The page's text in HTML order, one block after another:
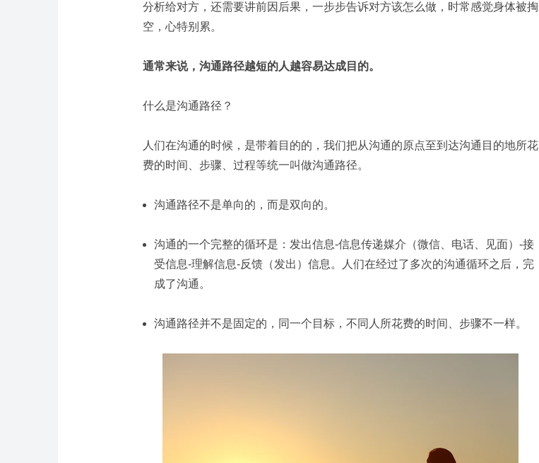
分析给对方，还需要讲前因后果，一步步告诉对方该怎么做，时常感觉身体被掏
空，心特别累。
通常来说， 沟通路径越短的人越容易达成目的。
什么是沟通路径？
人们在沟通的时候，是带着目的的，我们把从沟通的原点至到达沟通目的地所花
费的时间、步骤、过程等统一叫做沟通路径。
沟通路径不是单向的，而是双向的。
沟通的一个完整的循环是：发出信息-信息传递媒介（微信、电话、见面）-接
受信息-理解信息-反馈（发出）信息。人们在经过了多次的沟通循环之后，完
成了沟通。
沟通路径并不是固定的，同一个目标，不同人所花费的时间、步骤不一样。